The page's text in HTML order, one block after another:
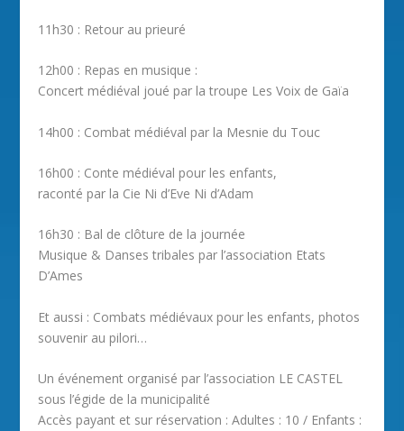
11h30 : Retour au prieuré
12h00 : Repas en musique :
Concert médiéval joué par la troupe Les Voix de Gaïa
14h00 : Combat médiéval par la Mesnie du Touc
16h00 : Conte médiéval pour les enfants,
raconté par la Cie Ni d’Eve Ni d’Adam
16h30 : Bal de clôture de la journée
Musique & Danses tribales par l’association Etats
D’Ames
Et aussi : Combats médiévaux pour les enfants, photos
souvenir au pilori…
Un événement organisé par l’association LE CASTEL
sous l’égide de la municipalité
Accès payant et sur réservation : Adultes : 10 / Enfants :